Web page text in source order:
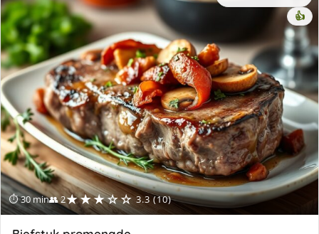
⏱ 30 min👥 2★★★☆☆ 3.3 (10)
👍